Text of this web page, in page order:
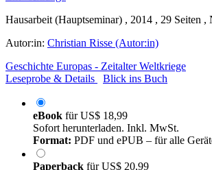
Hausarbeit (Hauptseminar) , 2014 , 29 Seiten ,
Autor:in: Christian Risse (Autor:in)
Geschichte Europas - Zeitalter Weltkriege
Leseprobe & Details
Blick ins Buch
eBook fürUS$ 18,99
Sofort herunterladen. Inkl. MwSt.
Format: PDF und ePUB – für alle
Paperback fürUS$ 20,99